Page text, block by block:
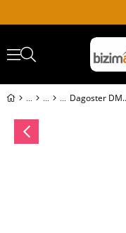
Dagoster DMK26-